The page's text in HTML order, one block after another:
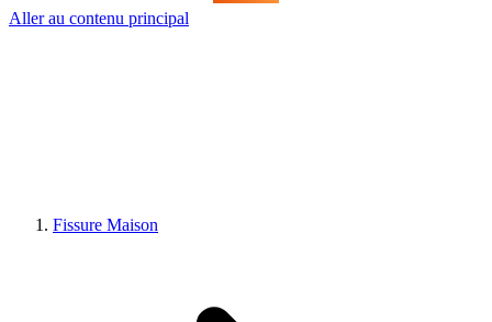
Aller au contenu principal
Fissure Maison